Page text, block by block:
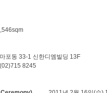
33-1 신한디엠빌딩 13F
8245